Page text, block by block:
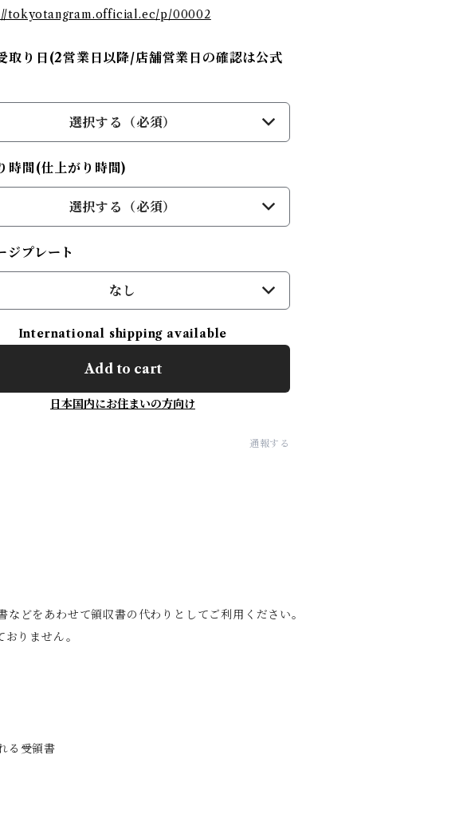
tokyotangram.official.ec/p/00002
取り日(2営業日以降/店舗営業日の確認は公式
選択する（必須）
時間(仕上がり時間)
選択する（必須）
ジプレート
なし
International shipping available
Add to cart
日本国内にお住まいの方向け
通報する
どをあわせて領収書の代わりとしてご利用ください。
りません。
る受領書